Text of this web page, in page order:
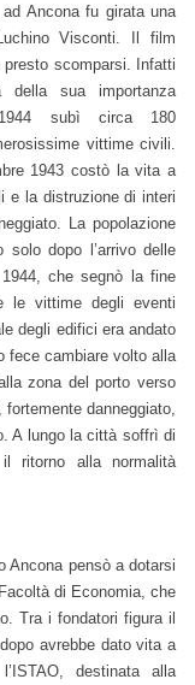
Ancona fu girata una
Visconti. Il film
scomparsi. Infatti
sua importanza
subì circa 180
vittime civili.
1943 costò la vita a
e la distruzione di interi
La popolazione
dopo l’arrivo delle
che segnò la fine
le vittime degli eventi
degli edifici era andato
fece cambiare volto alla
zona del porto verso
danneggiato,
A lungo la città soffrì di
ritorno alla normalità
Ancona pensò a dotarsi
di Economia, che
Tra i fondatori figura il
avrebbe dato vita a
destinata alla